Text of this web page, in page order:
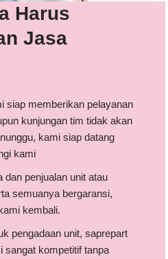
Harus
Jasa
siap memberikan pelayanan
kunjungan tim tidak akan
kami siap datang
kami
penjualan unit atau
semuanya bergaransi,
kembali.
pengadaan unit, saprepart
sangat kompetitif tanpa